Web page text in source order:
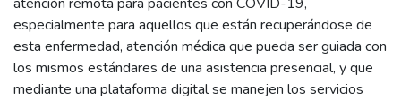
especialmente para aquellos que están recuperándose de
esta enfermedad, atención médica que pueda ser guiada con
los mismos estándares de una asistencia presencial, y que
mediante una plataforma digital se manejen los servicios